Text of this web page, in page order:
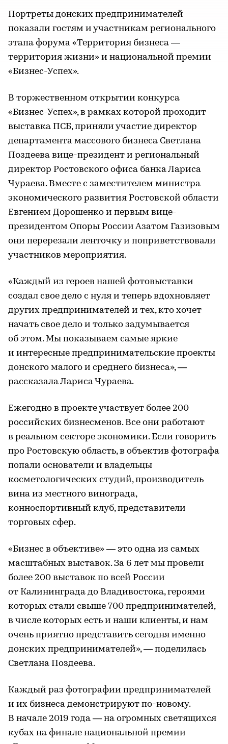
Портреты донских предпринимателей
показали гостям и участникам регионального
этапа форума «Территория бизнеса —
территория жизни» и национальной премии
«Бизнес-Успех».
В торжественном открытии конкурса
«Бизнес-Успех», в рамках которой проходит
выставка ПСБ, приняли участие директор
департамента массового бизнеса Светлана
Поздеева вице-президент и региональный
директор Ростовского офиса банка Лариса
Чураева. Вместе с заместителем министра
экономического развития Ростовской области
Евгением Дорошенко и первым вице-
президентом Опоры России Азатом Газизовым
они перерезали ленточку и поприветствовали
участников мероприятия.
«Каждый из героев нашей фотовыставки
создал свое дело с нуля и теперь вдохновляет
других предпринимателей и тех, кто хочет
начать свое дело и только задумывается
об этом. Мы показываем самые яркие
и интересные предпринимательские проекты
донского малого и среднего бизнеса», —
рассказала Лариса Чураева.
Ежегодно в проекте участвует более 200
российских бизнесменов. Все они работают
в реальном секторе экономики. Если говорить
про Ростовскую область, в объектив фотографа
попали основатели и владельцы
косметологических студий, производитель
вина из местного винограда,
конноспортивный клуб, представители
торговых сфер.
«Бизнес в объективе» — это одна из самых
масштабных выставок. За 6 лет мы провели
более 200 выставок по всей России
от Калининграда до Владивостока, героями
которых стали свыше 700 предпринимателей,
в числе которых есть и наши клиенты, и нам
очень приятно представить сегодня именно
донских предпринимателей», — поделилась
Светлана Поздеева.
Каждый раз фотографии предпринимателей
и их бизнеса демонстрируют по-новому.
В начале 2019 года — на огромных светящихся
кубах на финале национальной премии